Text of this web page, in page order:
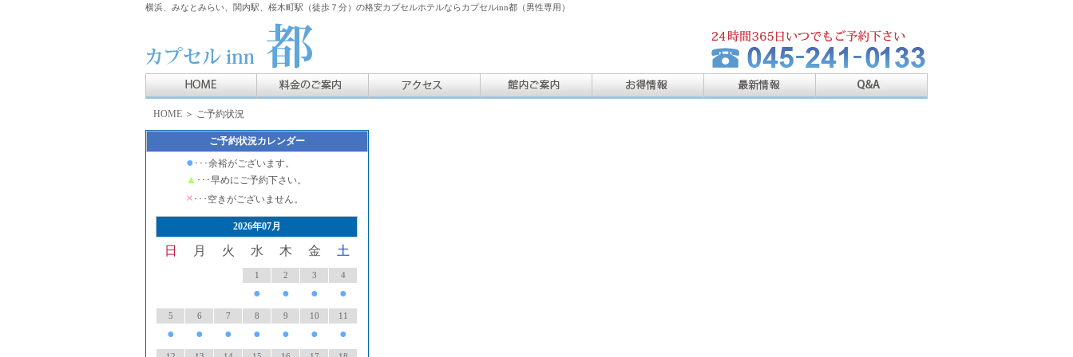
横浜、みなとみらい、関内駅、桜木町駅（徒歩７分）の格安カプセルホテルならカプセルinn都（男性専用）
HOME ＞ ご予約状況
ご予約状況カレンダー
● ･･･余裕がございます。
▲ ･･･早めにご予約下さい。
× ･･･空きがございません。
2026年07月
日 月 火 水 木 金 土
1
●
2
●
3
●
4
●
5
●
6
●
7
●
8
●
9
●
10
●
11
●